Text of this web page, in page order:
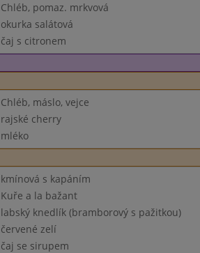
Chléb, pomaz. mrkvová
okurka salátová
čaj s citronem
Chléb, máslo, vejce
rajské cherry
mléko
kmínová s kapáním
Kuře a la bažant
labský knedlík (bramborový s pažitkou)
červené zelí
čaj se sirupem